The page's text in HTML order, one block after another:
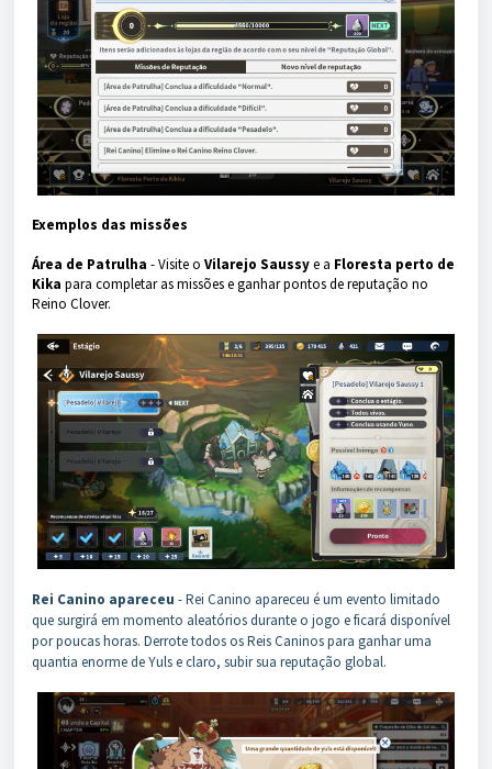
Exemplos das missões
Área de Patrulha - Visite o Vilarejo Saussye a Floresta perto de
Kika para completar as missões e ganhar pontos de reputação no
Reino Clover.
Rei Canino apareceu - Rei Canino apareceu é um evento limitado
que surgirá em momento aleatórios durante o jogo e ficará disponível
por poucas horas. Derrote todos os Reis Caninos para ganhar uma
quantia enorme de Yuls e claro, subir sua reputação global.